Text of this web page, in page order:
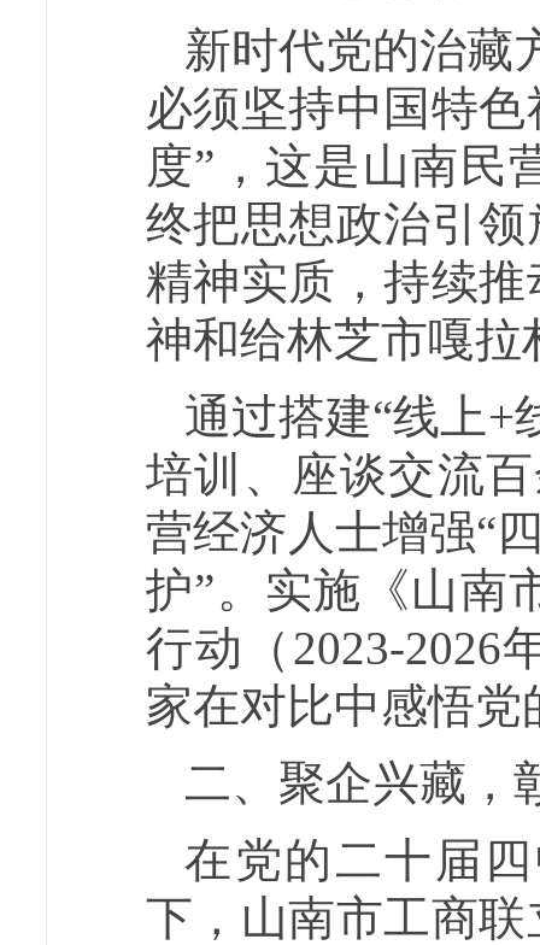
新时代党的治藏
必须坚持中国特
度”，这是山南民
终把思想政治引
精神实质，持续
神和给林芝市嘎
通过搭建“线上+
培训、座谈交流
营经济人士增强“
护”。实施《山南
行动（2023-2026
家在对比中感悟
二、聚企兴藏，
在党的二十届
下，山南市工商